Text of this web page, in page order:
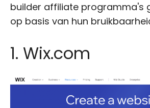
builder affiliate programma's
op basis van hun
1. Wix.com